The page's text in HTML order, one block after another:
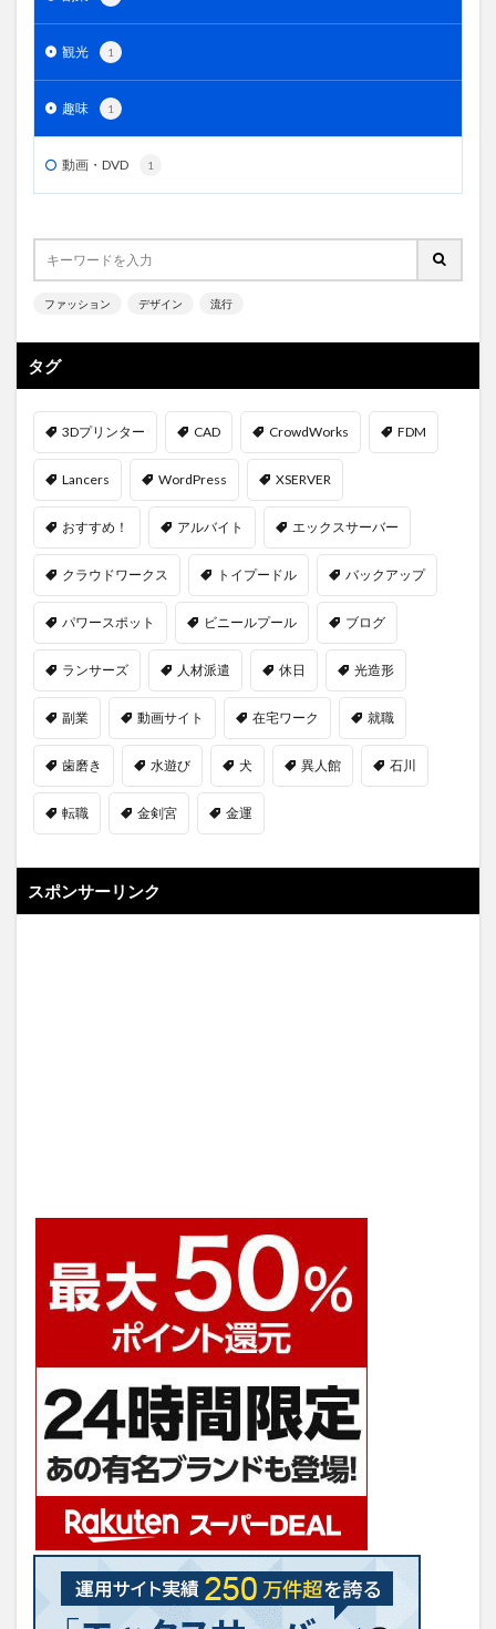
観光 1
趣味 1
動画・DVD 1
ファッション デザイン 流行
タグ
3Dプリンター CAD CrowdWorks FDM
Lancers WordPress XSERVER
おすすめ！ アルバイト エックスサーバー
クラウドワークス トイプードル バックアップ
パワースポット ビニールプール ブログ
ランサーズ 人材派遣 休日 光造形
副業 動画サイト 在宅ワーク 就職
歯磨き 水遊び 犬 異人館 石川
転職 金剣宮 金運
スポンサーリンク